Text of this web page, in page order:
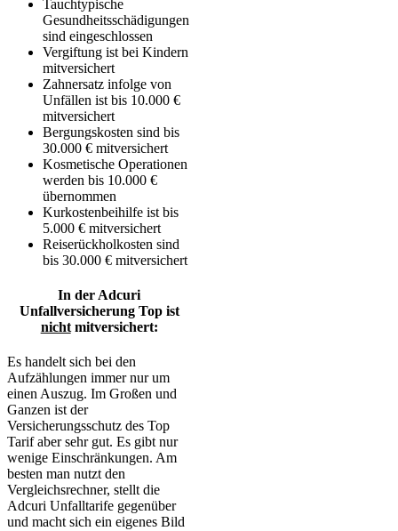
Tauchtypische
Gesundheitsschädigungen
sind eingeschlossen
Vergiftung ist bei Kindern
mitversichert
Zahnersatz infolge von
Unfällen ist bis 10.000 €
mitversichert
Bergungskosten sind bis
30.000 € mitversichert
Kosmetische Operationen
werden bis 10.000 €
übernommen
Kurkostenbeihilfe ist bis
5.000 € mitversichert
Reiserückholkosten sind
bis 30.000 € mitversichert
In der Adcuri
Unfallversicherung Top ist
nichtmitversichert:
Es handelt sich bei den
Aufzählungen immer nur um
einen Auszug. Im Großen und
Ganzen ist der
Versicherungsschutz des Top
Tarif aber sehr gut. Es gibt nur
wenige Einschränkungen. Am
besten man nutzt den
Vergleichsrechner, stellt die
Adcuri Unfalltarife gegenüber
und macht sich ein eigenes Bild